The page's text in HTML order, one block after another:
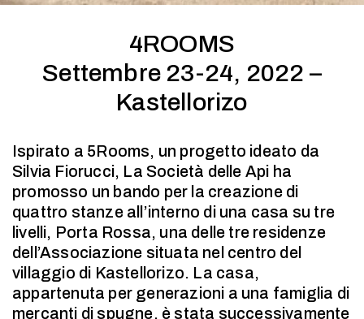
4ROOMS
Settembre 23-24, 2022 –
Kastellorizo
Ispirato a 5Rooms, un progetto ideato da
Silvia Fiorucci, La Società delle Api ha
promosso un bando per la creazione di
quattro stanze all’interno di una casa su tre
livelli, Porta Rossa, una delle tre residenze
dell’Associazione situata nel centro del
villaggio di Kastellorizo. La casa,
appartenuta per generazioni a una famiglia di
mercanti di spugne, è stata successivamente